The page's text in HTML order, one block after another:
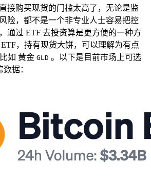
接购买现货的门槛太高了，无论是监
险，都不是一个非专业人士容易把控
通过 ETF 去投资算是更方便的一种方
，持有现货大饼，可以理解为有点
如 黄金 GLD 。以下是目前市场上可选
据：